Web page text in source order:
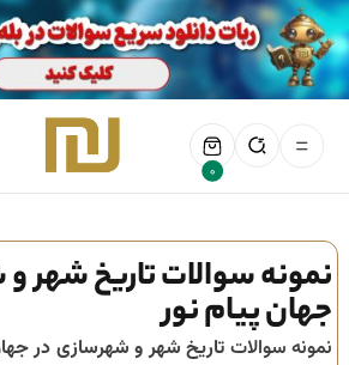
0
نمونه سوالات تاریخ شهر
جهان پیام نور
نمونه سوالات تاریخ شهر و شهرسازی در